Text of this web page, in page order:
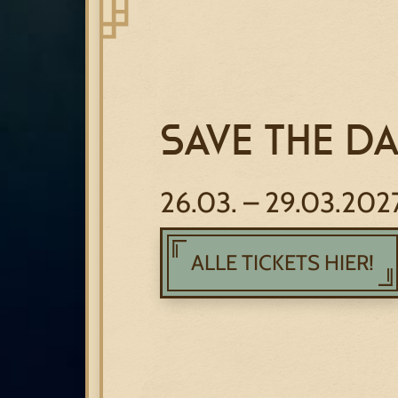
SAVE THE
26.03. –
ALLE TICKETS HIER!